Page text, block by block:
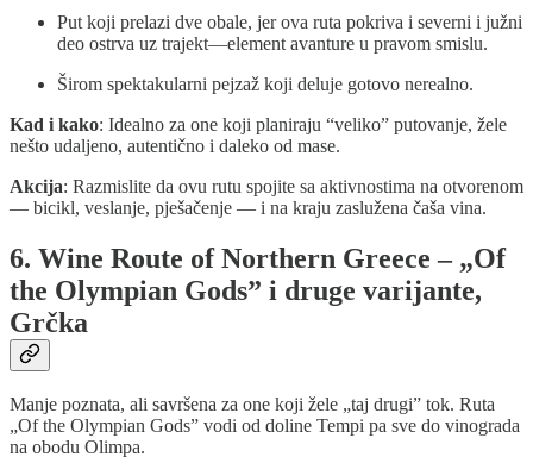
Put koji prelazi dve obale, jer ova ruta pokriva i severni i južni
deo ostrva uz trajekt—element avanture u pravom smislu.
Širom spektakularni pejzaž koji deluje gotovo nerealno.
Kad i kako: Idealno za one koji planiraju “veliko” putovanje, žele
nešto udaljeno, autentično i daleko od mase.
Akcija: Razmislite da ovu rutu spojite sa aktivnostima na otvorenom
— bicikl, veslanje, pješačenje — i na kraju zaslužena čaša vina.
6. Wine Route of Northern Greece – „Of
the Olympian Gods” i druge varijante,
Grčka
Manje poznata, ali savršena za one koji žele „taj drugi” tok. Ruta
„Of the Olympian Gods” vodi od doline Tempi pa sve do vinograda
na obodu Olimpa.